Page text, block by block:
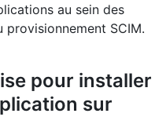
au sein des
SCIM.
pour installer
sur